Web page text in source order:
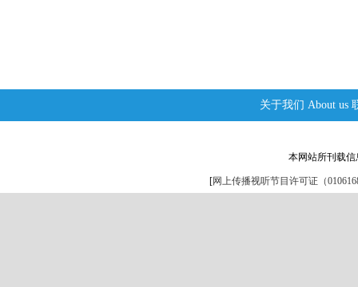
关于我们 About us
本网站所刊载
[网上传播视听节目许可证（